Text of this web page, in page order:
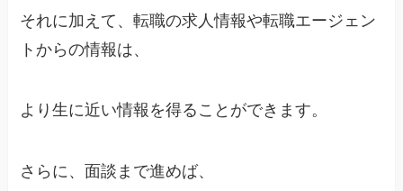
それに加えて、転職の求人情報や転職エージェン
トからの情報は、
より生に近い情報を得ることができます。
さらに、面談まで進めば、